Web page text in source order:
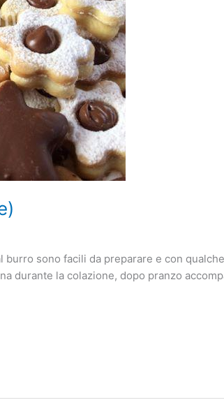
sono facili da preparare e con
durante la colazione, dopo pranzo